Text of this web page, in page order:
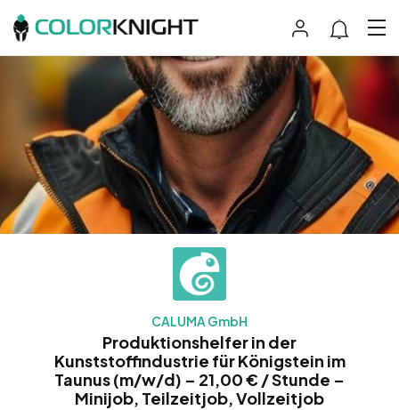
CALUMA GmbH
Produktionshelfer in der
Kunststoffindustrie für Königstein im
Taunus (m/w/d) – 21,00 € / Stunde –
Minijob, Teilzeitjob, Vollzeitjob